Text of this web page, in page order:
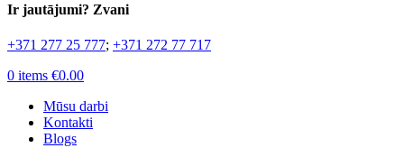
Ir jautājumi? Zvani
+371 277 25 777; +371 272 77 717
0 items €0.00
Mūsu darbi
Kontakti
Blogs